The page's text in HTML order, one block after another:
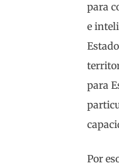
para
e
para
Por